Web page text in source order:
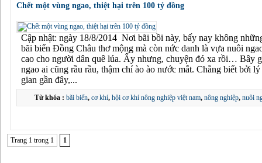
Chết một vùng ngao, thiệt hại trên 100 tỷ đồng
Cập nhật: ngày 18/8/2014 Nơi bãi bồi này, bấy nay không
bãi biển Đồng Châu thơ mộng mà còn nức danh là vựa nuôi
cao cho người dân quê lúa. Ấy nhưng, chuyện đó xa rồi… Bây
ngao ai cũng rầu rầu, thậm chí ào ào nước mắt. Chẳng biết bởi
gian gần đây,...
Từ khóa : bãi biển, cơ khí, hội cơ khí nông nghiệp việt nam, nông nghiệp, nuôi
Trang 1 trong 1 1